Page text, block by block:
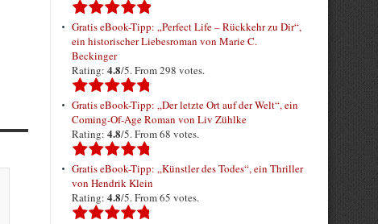
Gratis eBook-Tipp: „Perfect Life – Rückkehr zu Dir“,
ein historischer Liebesroman von Marie C.
Beckinger
Rating: 4.8/5. From 298 votes.
Gratis eBook-Tipp: „Der letzte Ort auf der Welt“, ein
Coming-Of-Age Roman von Liv Zühlke
Rating: 4.8/5. From 68 votes.
Gratis eBook-Tipp: „Künstler des Todes“, ein Thriller
von Hendrik Klein
Rating: 4.8/5. From 65 votes.